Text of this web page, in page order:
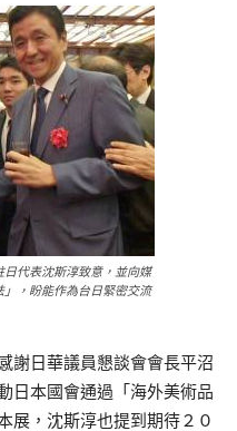
代表沈斯淳致意，並向媒
，盼能作為台日緊密交流
謝日華議員懇談會會長平沼
日本國會通過「海外美術品
展，沈斯淳也提到期待２０